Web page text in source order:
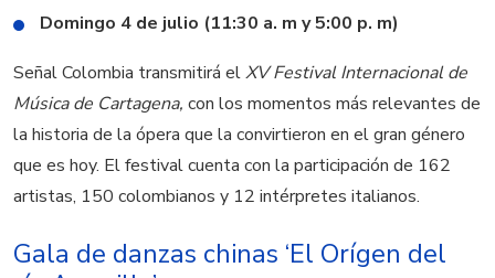
Domingo 4 de julio (11:30 a. m y 5:00 p. m)
Señal Colombia transmitirá elXV Festival Internacional de
Música de Cartagena, con los momentos más relevantes de
la historia de la ópera que la convirtieron en el gran género
que es hoy. El festival cuenta con la participación de 162
artistas, 150 colombianos y 12 intérpretes italianos.
Gala de danzas chinas ‘El Orígen del